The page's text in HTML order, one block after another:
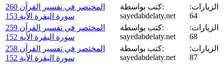
المختصر في تفسير القرآن 260
سورة البقرة الأية 153
كتب بواسطة:
sayedabdelaty.net
الزيارات:
64
المختصر في تفسير القرآن 259
سورة البقرة الأية 152
كتب بواسطة:
sayedabdelaty.net
الزيارات:
68
المختصر في تفسير القرآن 258
سورة البقرة الأية 152
كتب بواسطة:
sayedabdelaty.net
الزيارات:
87